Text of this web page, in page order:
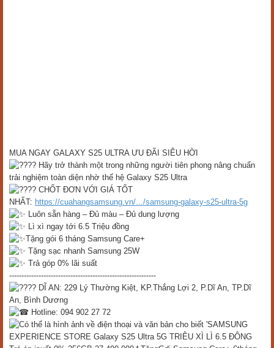
MUA NGAY GALAXY S25 ULTRA ƯU ĐÃI SIÊU HỜI
Hãy trở thành một trong những người tiên phong nâng chuẩn
trải nghiệm toàn diện nhờ thế hệ Galaxy S25 Ultra
CHỐT ĐƠN VỚI GIÁ TỐT
NHẤT: https://cuahangsamsung.vn/.../samsung-galaxy-s25-ultra-5g
Luôn sẵn hàng – Đủ màu – Đủ dung lượng
Lì xì ngay tới 6.5 Triệu đồng
Tặng gói 6 tháng Samsung Care+
Tặng sạc nhanh Samsung 25W
Trả góp 0% lãi suất
------------------------------------------------------------
DĨ AN: 229 Lý Thường Kiệt, KP.Thắng Lợi 2, P.Dĩ An, TP.Dĩ
An, Bình Dương
Hotline: 094 902 27 72